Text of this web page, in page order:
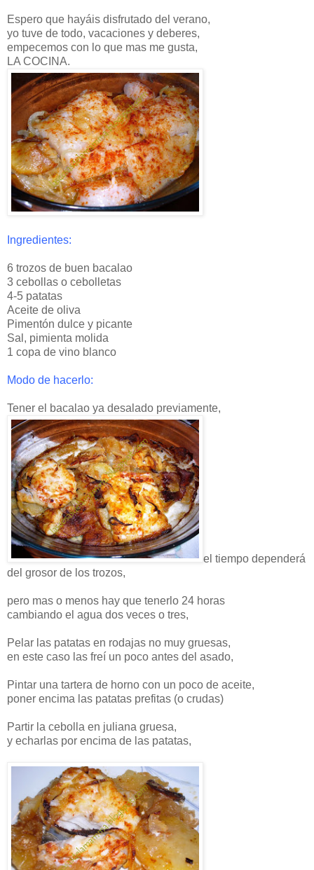
Espero que hayáis disfrutado del verano,
yo tuve de todo, vacaciones y deberes,
empecemos con lo que mas me gusta,
LA COCINA.
Ingredientes:
6 trozos de buen bacalao
3 cebollas o cebolletas
4-5 patatas
Aceite de oliva
Pimentón dulce y picante
Sal, pimienta molida
1 copa de vino blanco
Modo de hacerlo:
Tener el bacalao ya desalado previamente,
el tiempo dependerá
del grosor de los trozos,
pero mas o menos hay que tenerlo 24 horas
cambiando el agua dos veces o tres,
Pelar las patatas en rodajas no muy gruesas,
en este caso las freí un poco antes del asado,
Pintar una tartera de horno con un poco de aceite,
poner encima las patatas prefitas (o crudas)
Partir la cebolla en juliana gruesa,
y echarlas por encima de las patatas,